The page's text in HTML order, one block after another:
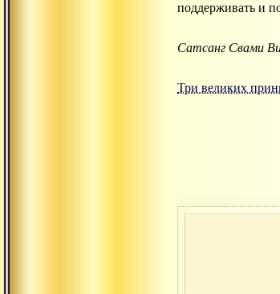
поддерживать и
Сатсанг Свами
Три великих